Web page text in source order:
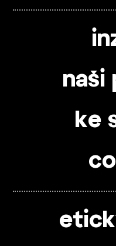
naši
ke